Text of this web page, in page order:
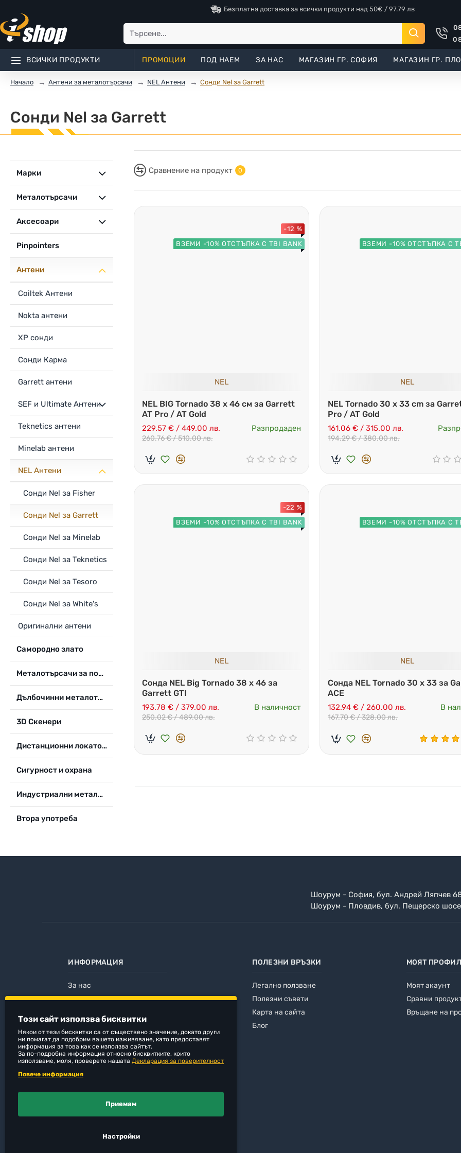
Безплатна доставка за всички продукти над 50€ / 97.79 лв
ВСИЧКИ ПРОДУКТИ ПРОМОЦИИ ПОД НАЕМ ЗА НАС МАГАЗИН ГР. СОФИЯ МАГАЗИН ГР.
Начало Антени за металотърсачи NEL Антени Сонди Nel за Garrett
Сонди Nel за Garrett
Марки
Металотърсачи
Аксесоари
Pinpointers
Антени
Coiltek Антени
Nokta антени
XP сонди
Сонди Карма
Garrett антени
SEF и Ultimate Антени
Teknetics антени
Minelab антени
NEL Антени
Сонди Nel за Fisher
Сонди Nel за Garrett
Сонди Nel за Minelab
Сонди Nel за Teknetics
Сонди Nel за Tesoro
Сонди Nel за White's
Оригинални антени
Самородно злато
Металотърсачи за под вода
Дълбочинни металотърсачи
3D Скенери
Дистанционни локатори
Сигурност и охрана
Индустриални металотърсачи
Втора употреба
Сравнение на продукт 0
ВЗЕМИ -10% ОТСТЪПКА С TBI BANK
-12 %
NEL
NEL BIG Tornado 38 x 46 см за Garrett
AT Pro / AT Gold
229.57 € / 449.00 лв.
260.76 € / 510.00 лв.
Разпродаден
ВЗЕМИ -10% ОТСТЪПКА С
NEL
NEL Tornado 30 x 33 cm за
Pro / AT Gold
161.06 € / 315.00 лв.
194.29 € / 380.00 лв.
ВЗЕМИ -10% ОТСТЪПКА С TBI BANK
-22 %
NEL
Сонда NEL Big Tornado 38 x 46 за
Garrett GTI
193.78 € / 379.00 лв.
250.02 € / 489.00 лв.
В наличност
ВЗЕМИ -10% ОТСТЪПКА С
NEL
Сонда NEL Tornado 30 x 33 за
ACE
132.94 € / 260.00 лв.
167.70 € / 328.00 лв.
В
Шоурум - София, бул. Андрей Ляпчев
Шоурум - Пловдив, бул. Пещерско
ИНФОРМАЦИЯ
За нас
Лични данни
Начин на плащане
Покупка на кредит с tbi bank
Курс 1 EUR = 1.95583 лв.
ПОЛЕЗНИ ВРЪЗКИ
Легално ползване
Полезни съвети
Карта на сайта
Блог
МОЯТ ПРОФИЛ
Моят акаунт
Сравни
Връщане на
Този сайт използва бисквитки
Някои от тези бисквитки са от съществено значение, докато други
ни помагат да подобрим вашето изживяване, като предоставят
информация за това как се използва сайтът.
За по-подробна информация относно бисквитките, които
използваме, моля, проверете нашата Декларация за поверителност
Повече информация
Приемам
Настройки